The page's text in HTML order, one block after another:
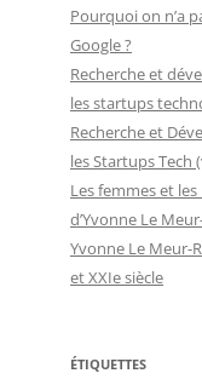
Pourquoi on n’a
Google ?
Recherche et
les startups
Recherche et
les Startups Tech
Les femmes et
d’Yvonne Le
Yvonne Le Meur-
et XXIe siècle
ÉTIQUETTES